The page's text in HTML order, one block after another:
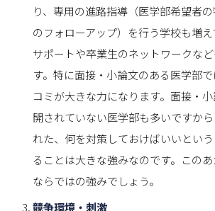
り、専用の進路指導（医学部希望者
のフォローアップ）を行う学校も増
サポートや卒業生のネットワークな
す。特に面接・小論文のある医学部
コミが大きな力になります。面接・
開されていない医学部も多いですか
れた、何を対策しておけばいいとい
ることは大きな強みなのです。この
ならではの強みでしょう。
競争環境・刺激